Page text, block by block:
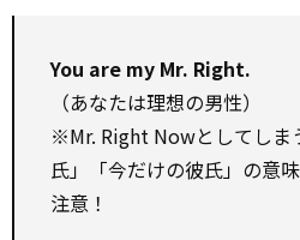
You are my Mr. Right.
（あなたは理想の男性）
※Mr. Right Nowとしてしま
氏」「今だけの彼氏」の意
注意！